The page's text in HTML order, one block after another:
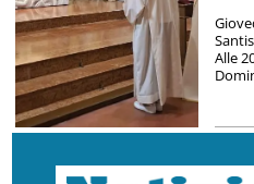
Alle